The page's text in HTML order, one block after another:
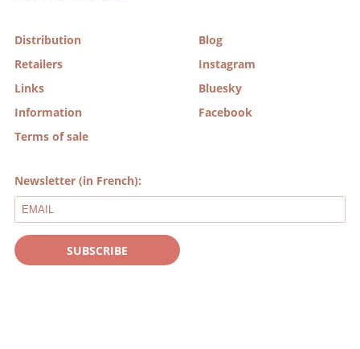
Distribution
Retailers
Links
Information
Terms of sale
Blog
Instagram
Bluesky
Facebook
Newsletter (in French):
SUBSCRIBE